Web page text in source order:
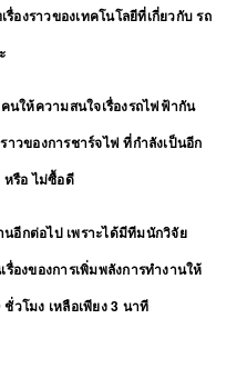
องราวของเทคโนโลยีที่เกี่ยวกับ รถ
นให้ความสนใจเรื่องรถไฟฟ้ากัน
าวของการชาร์จไฟ ที่กำลังเป็นอีก
รือ ไม่ซื้อดี
อีกต่อไป เพราะได้มีทีมนักวิจัย
องของการเพิ่มพลังการทำงานให้
วโมง เหลือเพียง 3 นาที